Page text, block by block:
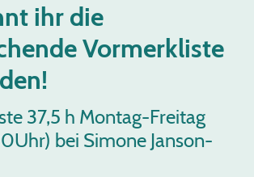
ihr die
Vormerkliste
37,5 h Montag-Freitag
bei Simone Janson-